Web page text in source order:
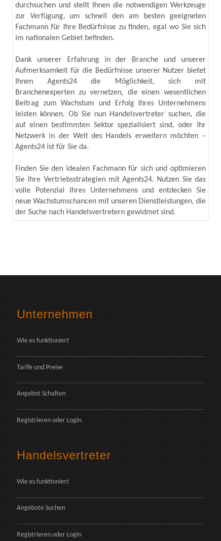
durchsuchen und stellt Ihnen die notwendigen Werkzeuge
zur Verfügung, um schnell den am besten geeigneten
Fachmann für Ihre Bedürfnisse zu finden, egal wo Sie sich
im nationalen Gebiet befinden.
Dank unserer Erfahrung in der Branche und unserer
Aufmerksamkeit für die Bedürfnisse unserer Nutzer bietet
Ihnen Agents24 die Möglichkeit, sich mit
Branchenexperten zu vernetzen, die einen wesentlichen
Beitrag zum Wachstum und Erfolg Ihres Unternehmens
leisten können. Ob Sie nun Handelsvertreter suchen, die
auf einen bestimmten Sektor spezialisiert sind, oder Ihr
Netzwerk in der Welt des Handels erweitern möchten –
Agents24 ist für Sie da.
Finden Sie den idealen Fachmann für sich und optimieren
Sie Ihre Vertriebsstrategien mit Agents24. Nutzen Sie das
volle Potenzial Ihres Unternehmens und entdecken Sie
neue Wachstumschancen mit unseren Dienstleistungen, die
der Suche nach Handelsvertretern gewidmet sind.
Unternehmen
Wie es funktioniert
Tarife und Preise
Angebot Schalten
Registrieren oder Login
Handelsvertreter
Wie es funktioniert
Angebote Suchen
Registrieren oder Login